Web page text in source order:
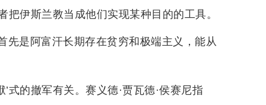
伊斯兰教当成他们实现某种目的的工具。
先是阿富汗长期存在贫穷和极端主义，能从
式的撤军有关。赛义德·贾瓦德·侯赛尼指